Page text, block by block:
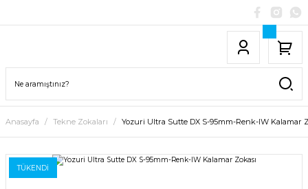
Anasayfa Tekne Zokaları Yozuri Ultra Sutte DX S-95mm-Renk-IW Kalamar
TÜKENDİ